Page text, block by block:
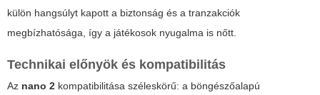
külön hangsúlyt kapott a biztonság és a tranzakciók
megbízhatósága, így a játékosok nyugalma is nőtt.
Technikai előnyök és kompatibilitás
Az nano 2 kompatibilitása széleskörű: a böngészőalapú